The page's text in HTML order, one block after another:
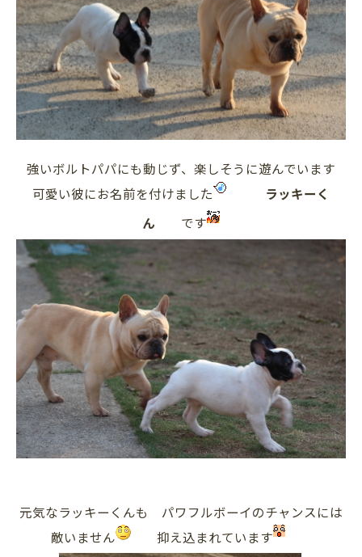
強いボルトパパにも動じず、楽しそうに遊んでいます
可愛い彼にお名前を付けました
ラッキーく
ん です
元気なラッキーくんも パワフルボーイのチャンスには
敵いません
抑え込まれています